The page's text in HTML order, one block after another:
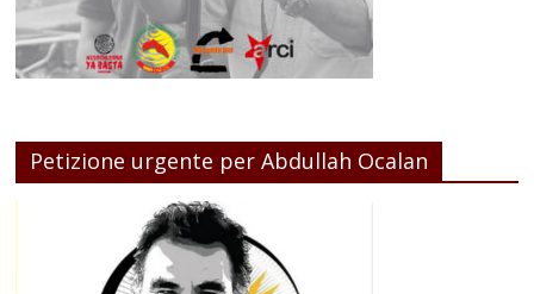
Petizione urgente per Abdullah Ocalan